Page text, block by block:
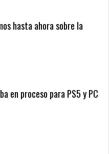
hasta ahora sobre la
en proceso para PS5 y PC